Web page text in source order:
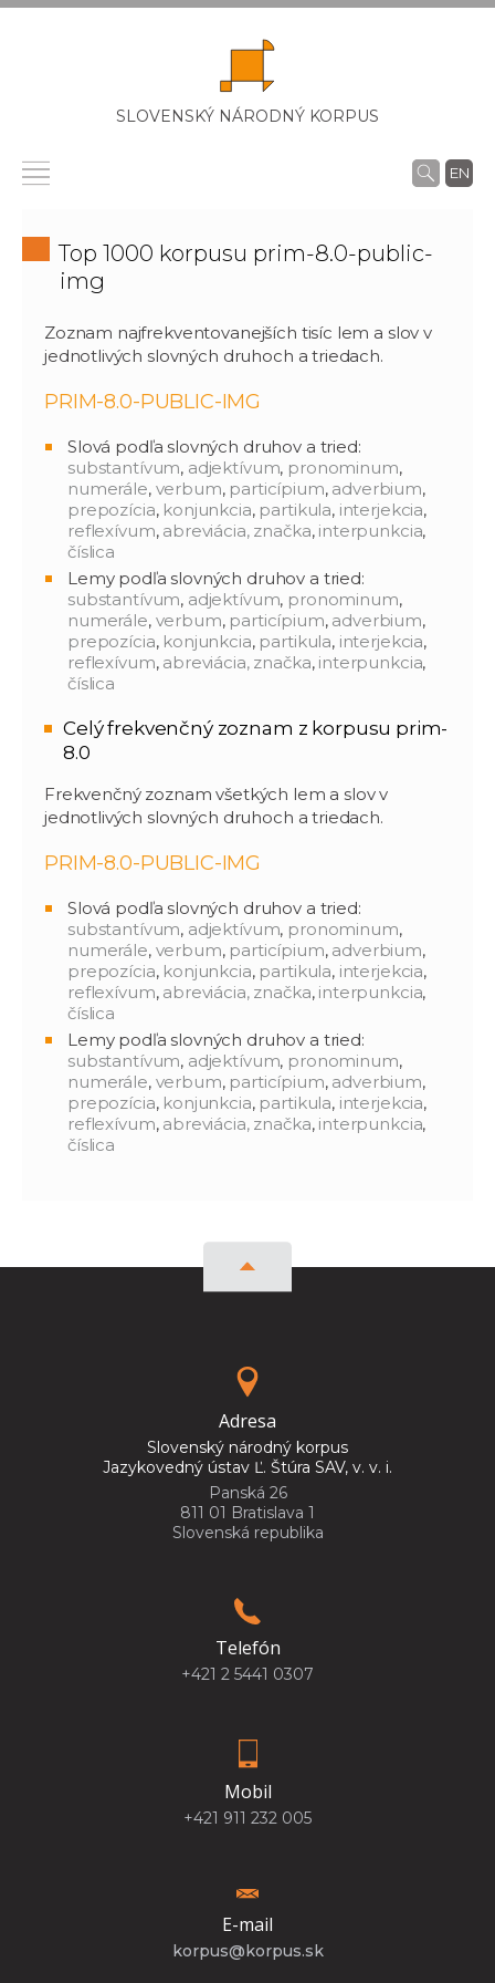
SLOVENSKÝ NÁRODNÝ KORPUS
EN
Top 1000 korpusu prim-8.0-public-
img
Zoznam najfrekventovanejších tisíc lem a slov v
jednotlivých slovných druhoch a triedach.
PRIM-8.0-PUBLIC-IMG
Slová podľa slovných druhov a tried:
substantívum, adjektívum, pronominum,
numerále, verbum, particípium, adverbium,
prepozícia, konjunkcia, partikula, interjekcia,
reflexívum, abreviácia, značka, interpunkcia,
číslica
Lemy podľa slovných druhov a tried:
substantívum, adjektívum, pronominum,
numerále, verbum, particípium, adverbium,
prepozícia, konjunkcia, partikula, interjekcia,
reflexívum, abreviácia, značka, interpunkcia,
číslica
Celý frekvenčný zoznam z korpusu prim-
8.0
Frekvenčný zoznam všetkých lem a slov v
jednotlivých slovných druhoch a triedach.
PRIM-8.0-PUBLIC-IMG
Slová podľa slovných druhov a tried:
substantívum, adjektívum, pronominum,
numerále, verbum, particípium, adverbium,
prepozícia, konjunkcia, partikula, interjekcia,
reflexívum, abreviácia, značka, interpunkcia,
číslica
Lemy podľa slovných druhov a tried:
substantívum, adjektívum, pronominum,
numerále, verbum, particípium, adverbium,
prepozícia, konjunkcia, partikula, interjekcia,
reflexívum, abreviácia, značka, interpunkcia,
číslica
Adresa
Slovenský národný korpus
Jazykovedný ústav Ľ. Štúra SAV, v. v. i.
Panská 26
811 01 Bratislava 1
Slovenská republika
Telefón
+421 2 5441 0307
Mobil
+421 911 232 005
E-mail
korpus@korpus.sk